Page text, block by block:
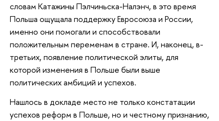
словам Катажины Пэлчиньска-Налэнч, в это время
Польша ощущала поддержку Евросоюза и России,
именно они помогали и способствовали
положительным переменам в стране. И, наконец, в-
третьих, появление политической элиты, для
которой изменения в Польше были выше
политических амбиций и успехов.
Нашлось в докладе место не только констатации
успехов реформ в Польше, но и честному признанию,